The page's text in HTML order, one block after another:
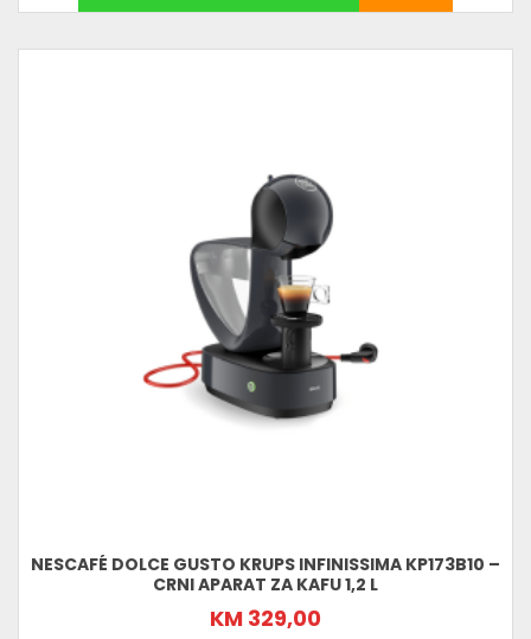
NESCAFÉ DOLCE GUSTO KRUPS INFINISSIMA KP173B10 –
CRNI APARAT ZA KAFU 1,2 L
KM 329,00